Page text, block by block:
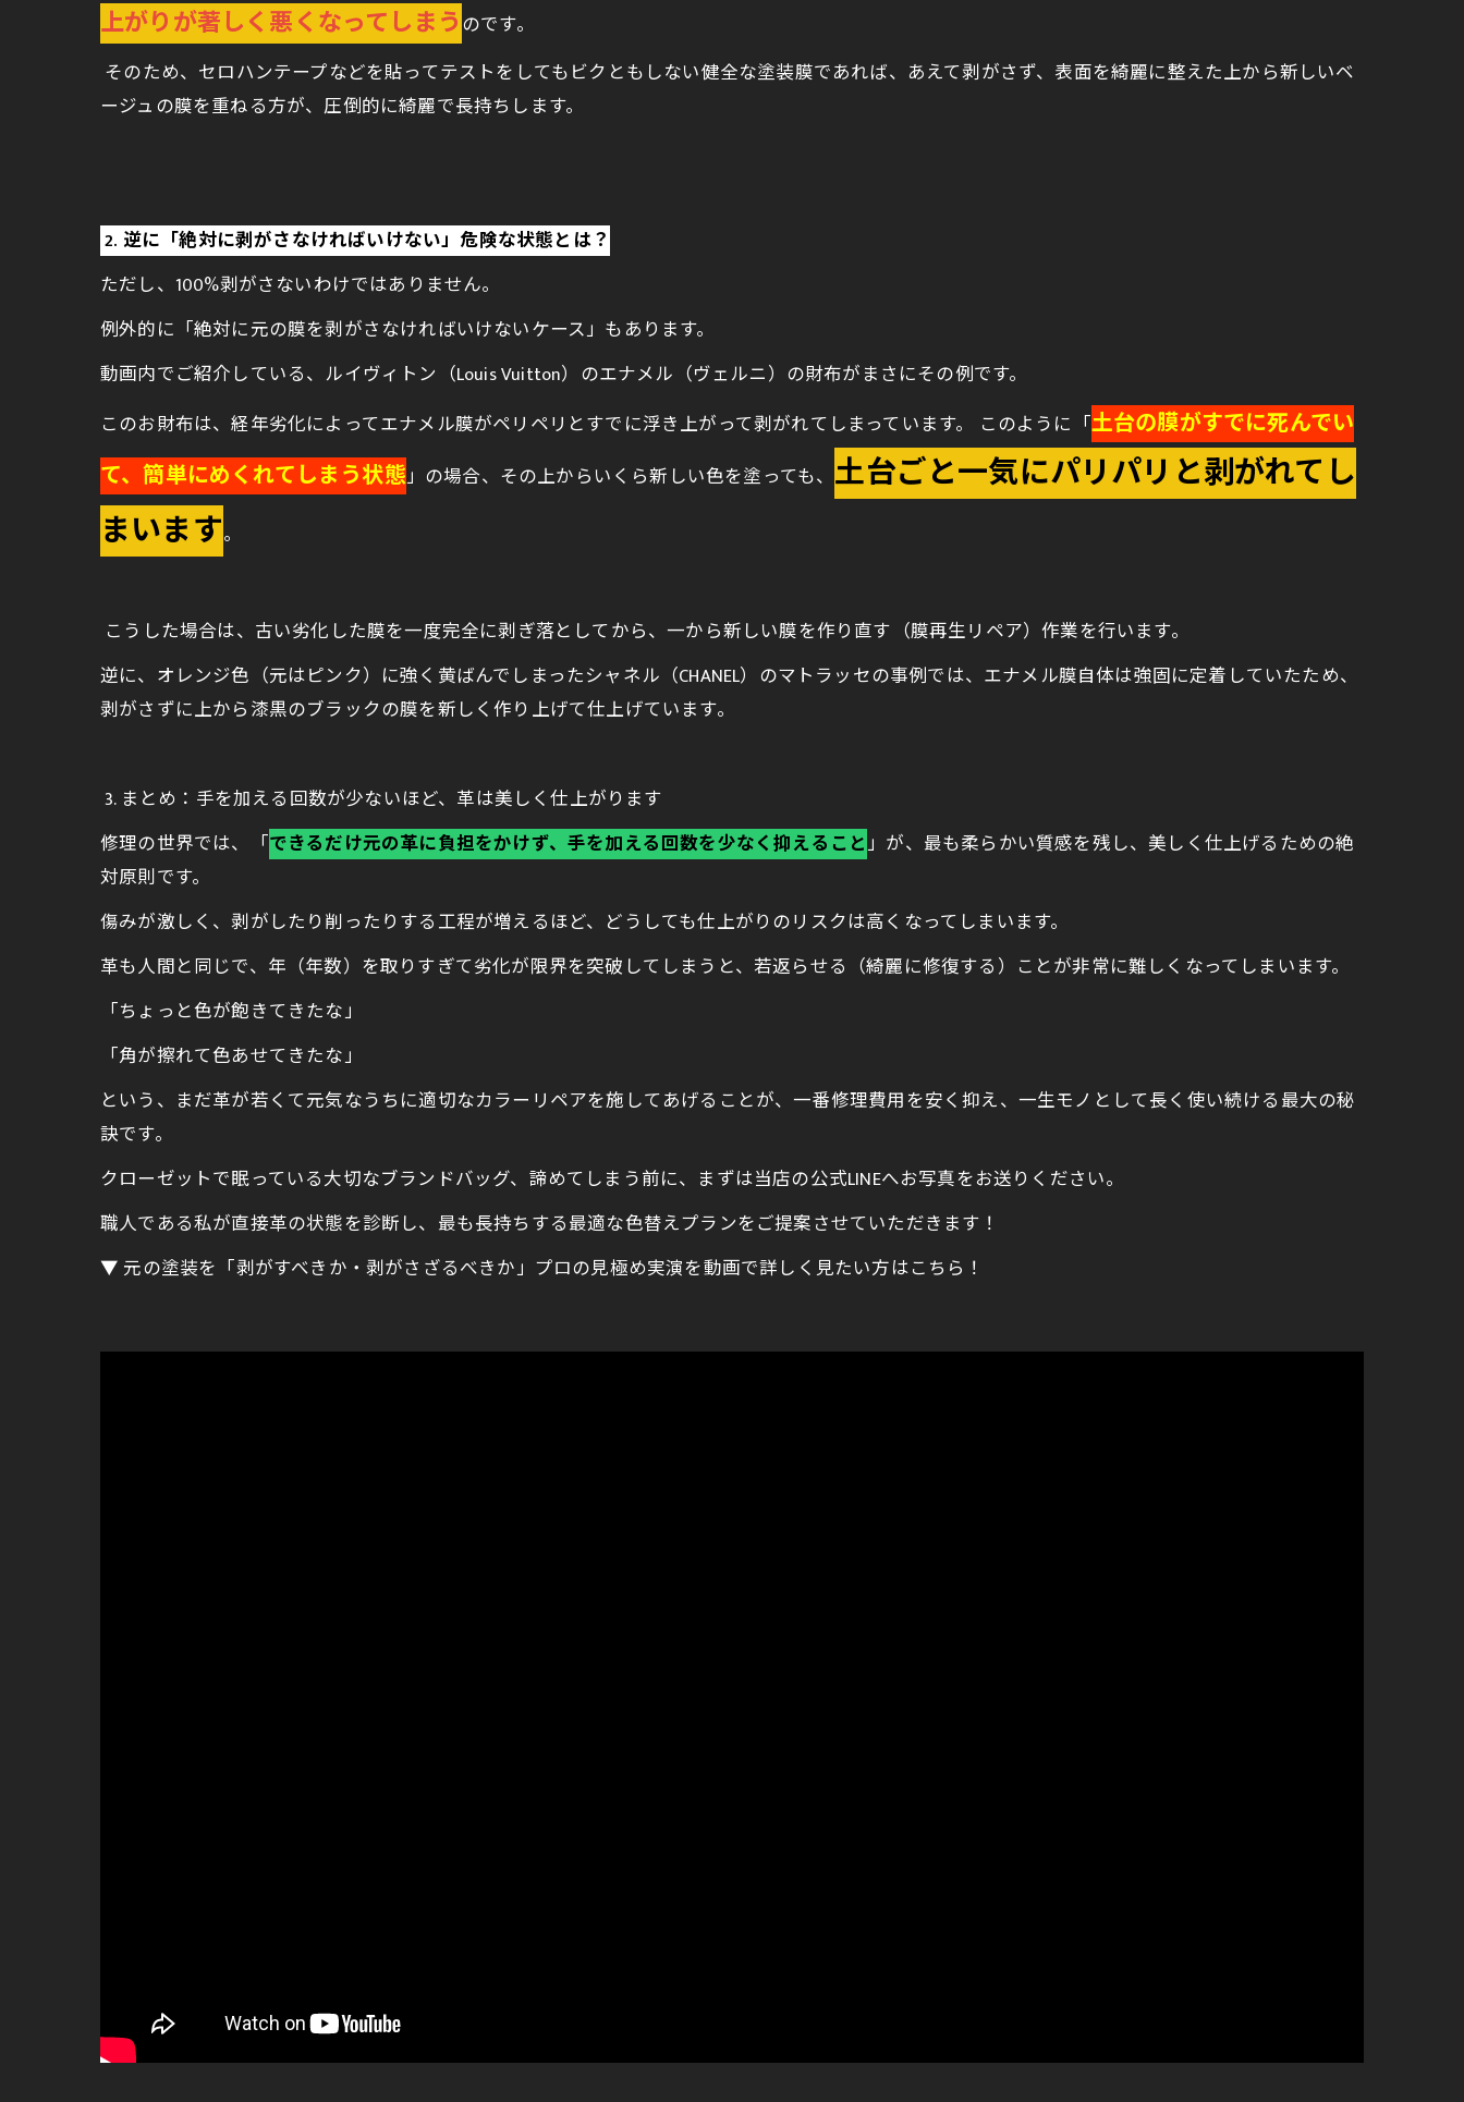
上がりが著しく悪くなってしまうのです。
そのため、セロハンテープなどを貼ってテストをしてもビクともしない健全な塗装膜であれば、あえて剥がさず、表面を綺麗に整えた上から新しいベ
ージュの膜を重ねる方が、圧倒的に綺麗で長持ちします。
2. 逆に「絶対に剥がさなければいけない」危険な状態とは？
ただし、100%剥がさないわけではありません。
例外的に「絶対に元の膜を剥がさなければいけないケース」もあります。
動画内でご紹介している、ルイヴィトン（Louis Vuitton）のエナメル（ヴェルニ）の財布がまさにその例です。
このお財布は、経年劣化によってエナメル膜がペリペリとすでに浮き上がって剥がれてしまっています。 このように「土台の膜がすでに死んでい
て、簡単にめくれてしまう状態」の場合、その上からいくら新しい色を塗っても、 土台ごと一気にパリパリと剥がれてし
まいます。
こうした場合は、古い劣化した膜を一度完全に剥ぎ落としてから、一から新しい膜を作り直す（膜再生リペア）作業を行います。
逆に、オレンジ色（元はピンク）に強く黄ばんでしまったシャネル（CHANEL）のマトラッセの事例では、エナメル膜自体は強固に定着していたため、
剥がさずに上から漆黒のブラックの膜を新しく作り上げて仕上げています。
3. まとめ：手を加える回数が少ないほど、革は美しく仕上がります
修理の世界では、「できるだけ元の革に負担をかけず、手を加える回数を少なく抑えること」が、最も柔らかい質感を残し、美しく仕上げるための絶
対原則です。
傷みが激しく、剥がしたり削ったりする工程が増えるほど、どうしても仕上がりのリスクは高くなってしまいます。
革も人間と同じで、年（年数）を取りすぎて劣化が限界を突破してしまうと、若返らせる（綺麗に修復する）ことが非常に難しくなってしまいます。
「ちょっと色が飽きてきたな」
「角が擦れて色あせてきたな」
という、まだ革が若くて元気なうちに適切なカラーリペアを施してあげることが、一番修理費用を安く抑え、一生モノとして長く使い続ける最大の秘
訣です。
クローゼットで眠っている大切なブランドバッグ、諦めてしまう前に、まずは当店の公式LINEへお写真をお送りください。
職人である私が直接革の状態を診断し、最も長持ちする最適な色替えプランをご提案させていただきます！
▼ 元の塗装を「剥がすべきか・剥がさざるべきか」プロの見極め実演を動画で詳しく見たい方はこちら！